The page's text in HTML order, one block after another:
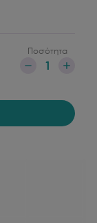
Ποσότητα
1